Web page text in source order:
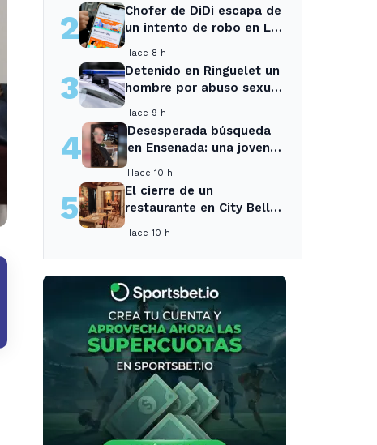
2
Chofer de DiDi escapa de
un intento de robo en La
Hace 8 h
3
Detenido en Ringuelet un
hombre por abuso sexual
Hace 9 h
4
Desesperada búsqueda
en Ensenada: una joven
Hace 10 h
5
El cierre de un
restaurante en City Bell
Hace 10 h